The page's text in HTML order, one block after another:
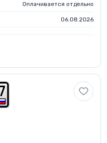
Оплачивается отдельно
06.08.2026
7